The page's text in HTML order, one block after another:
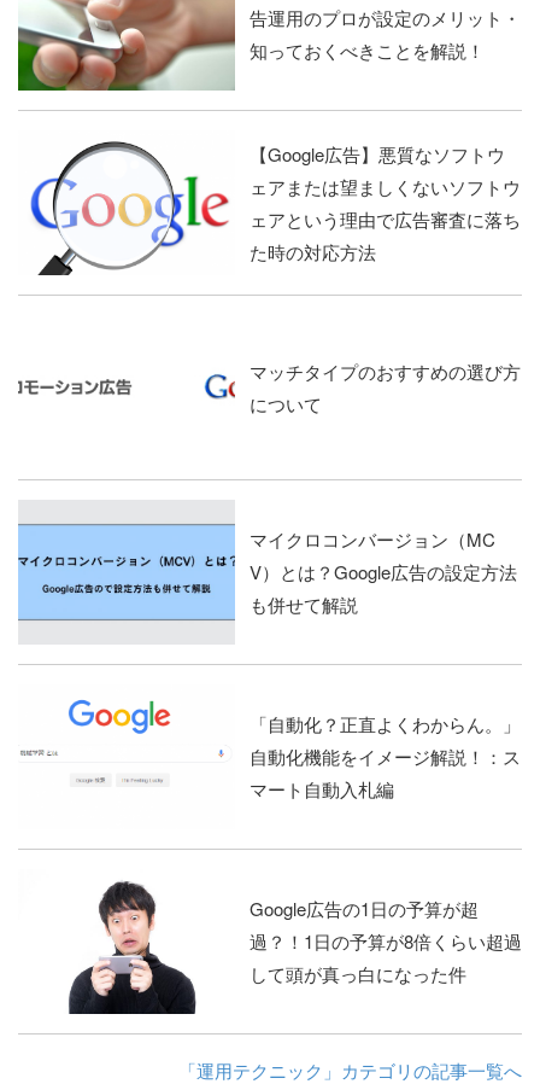
告運用のプロが設定のメリット・
知っておくべきことを解説！
【Google広告】悪質なソフトウ
ェアまたは望ましくないソフトウ
ェアという理由で広告審査に落ち
た時の対応方法
マッチタイプのおすすめの選び方
について
マイクロコンバージョン（MC
V）とは？Google広告の設定方法
も併せて解説
「自動化？正直よくわからん。」
自動化機能をイメージ解説！：ス
マート自動入札編
Google広告の1日の予算が超
過？！1日の予算が8倍くらい超過
して頭が真っ白になった件
「運用テクニック」カテゴリの記事一覧へ